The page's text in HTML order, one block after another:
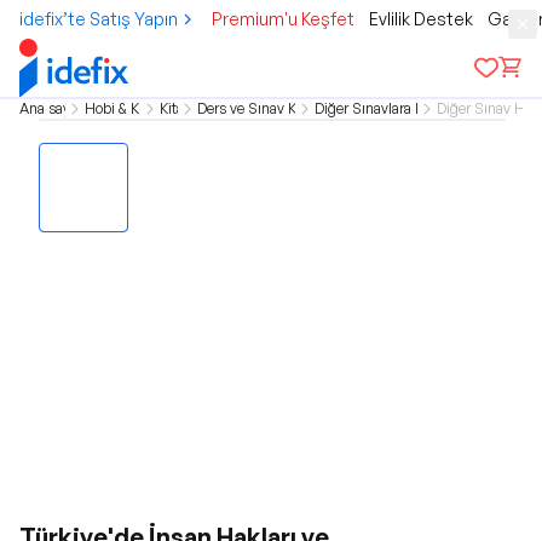
idefix’te Satış Yapın Premium'u Keşfet Evlilik Destek
Ana sayfa Hobi & KültürKitap Ders ve Sınav KitaplarıDiğer Sınavlara HazırlıkDiğer Sınav